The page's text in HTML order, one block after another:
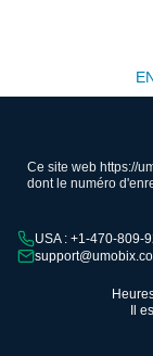
Ce site web https://
dont le numéro
USA : +1-470-809-
Il